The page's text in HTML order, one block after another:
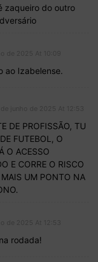
zaqueiro do outro
ao Izabelense.
DE PROFISSÃO, TU
FUTEBOL, O
O ACESSO
E CORRE O RISCO
UM PONTO NA
rodada!